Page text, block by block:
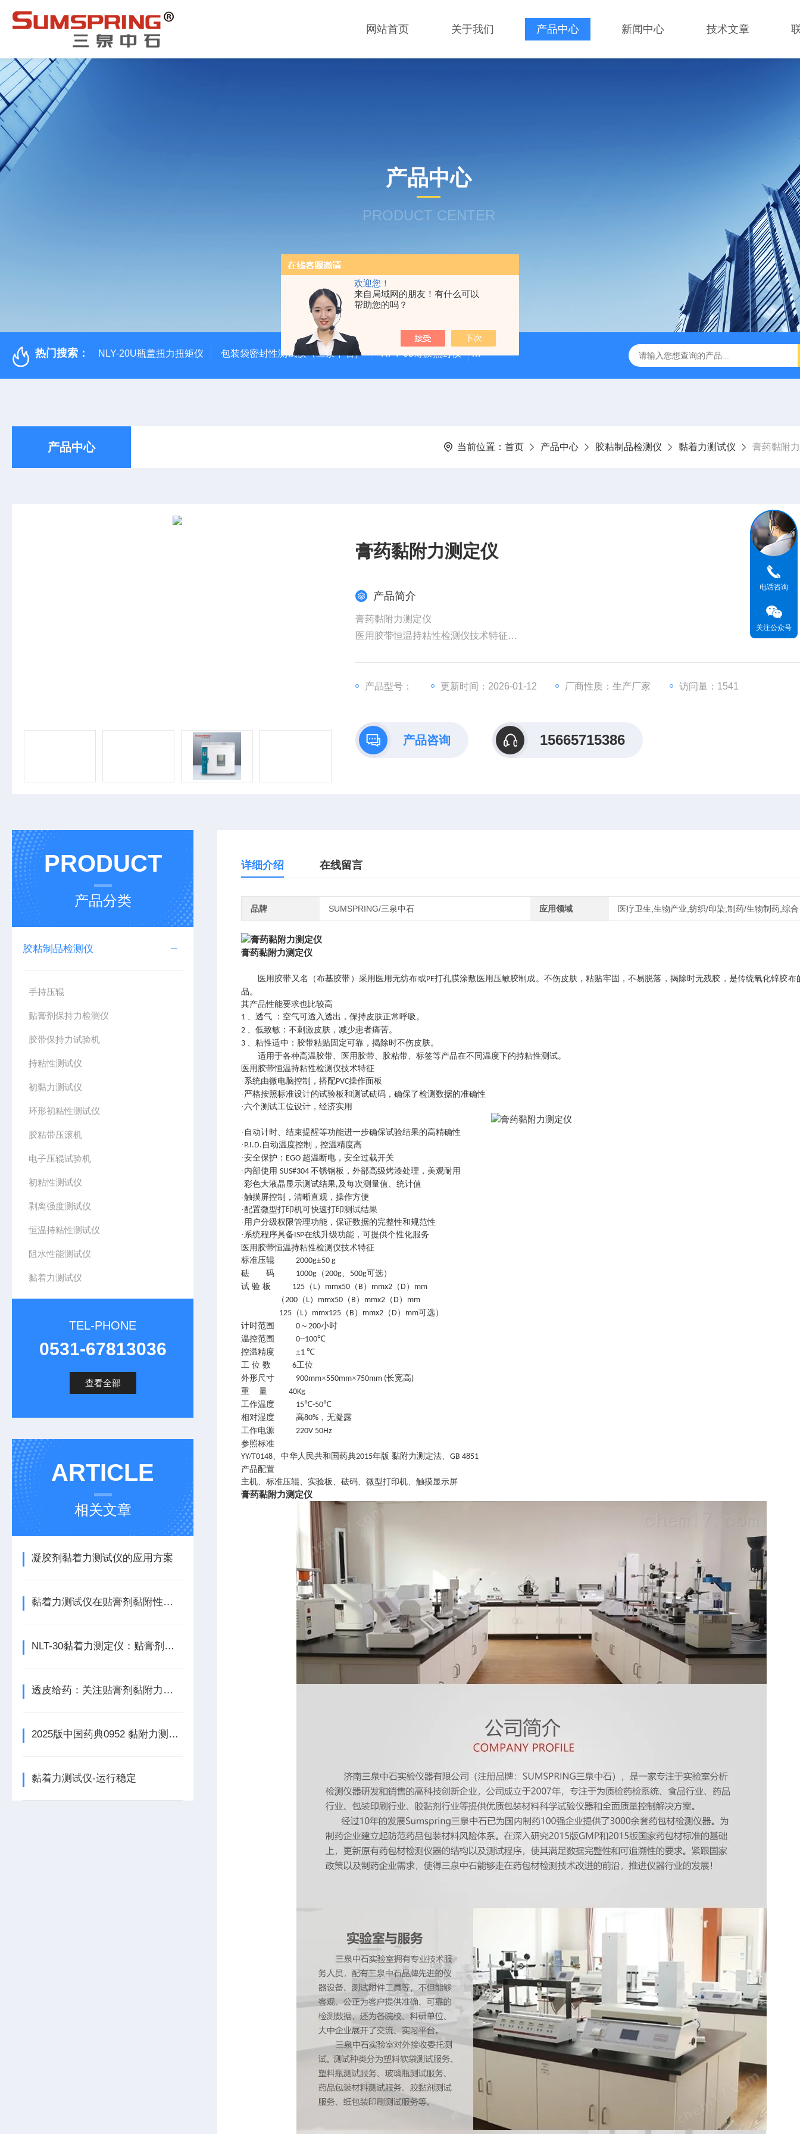
欢迎您！
来自局域网的朋友！有什么可以
帮助您的吗？
网站首页 关于我们 产品中心 新闻中心 技术文章
产品中心
PRODUCT CENTER
热门搜索： NLY-20U瓶盖扭力扭矩仪 包装袋密封性测试仪（三泉中石） RFY-05薄膜热封仪 安瓿瓶折断力测试仪YBB00332002 金属箔片摆锤冲击测定仪
产品中心 当前位置： 首页 产品中心 胶粘制品检测仪 黏着力测试仪 膏药黏附
膏药黏附力测定仪
产品简介
膏药黏附力测定仪
医用胶带恒温持粘性检测仪技术特征
·六个测试工位设计，经济实用
产品型号： 更新时间：2026-01-12 厂商性质：生产厂家 访问量：1541
产品咨询 15665715386
PRODUCT
产品分类
胶粘制品检测仪
手持压辊
贴膏剂保持力检测仪
胶带保持力试验机
持粘性测试仪
初黏力测试仪
环形初粘性测试仪
胶粘带压滚机
电子压辊试验机
初粘性测试仪
剥离强度测试仪
恒温持粘性测试仪
阻水性能测试仪
黏着力测试仪
TEL-PHONE
0531-67813036
查看全部
ARTICLE
相关文章
凝胶剂黏着力测试仪的应用方案
黏着力测试仪在贴膏剂黏附性能评价中的测试方案
NLT-30黏着力测定仪：贴膏剂黏着力精准检测解决方案
透皮给药：关注贴膏剂黏附力测定的重要性
2025版中国药典0952 黏附力测定方法汇总
黏着力测试仪-运行稳定
详细介绍 在线留言
品牌 SUMSPRING/三泉中石 应用领域 医疗卫生,生物产业,纺织/印染,制药/生物制药,综合
膏药黏附力测定仪
医用胶带又名（布基胶带）采用医用无纺布或PE打孔膜涂敷医用压敏胶制成。不伤皮肤，粘贴牢固，不易脱落，揭除时无残胶，是传统氧化锌胶布
品。
其产品性能要求也比较高
1 、透气 ：空气可透入透出，保持皮肤正常呼吸。
2 、低致敏：不刺激皮肤，减少患者痛苦。
3 、粘性适中：胶带粘贴固定可靠，揭除时不伤皮肤。
适用于各种高温胶带、医用胶带、胶粘带、标签等产品在不同温度下的持粘性测试。
医用胶带恒温持粘性检测仪技术特征
·系统由微电脑控制，搭配PVC操作面板
·严格按照标准设计的试验板和测试砝码，确保了检测数据的准确性
·六个测试工位设计，经济实用
·自动计时、结束提醒等功能进一步确保试验结果的高精确性
· P.I.D. 自动温度控制，控温精度高
·安全保护： EGO 超温断电，安全过载开关
·内部使用 SUS#304 不锈钢板，外部高级烤漆处理，美观耐用
·彩色大液晶显示测试结果,及每次测量值、统计值
·触摸屏控制，清晰直观，操作方便
·配置微型打印机可快速打印测试结果
·用户分级权限管理功能，保证数据的完整性和规范性
·系统程序具备ISP在线升级功能，可提供个性化服务
医用胶带恒温持粘性检测仪技术特征
标准压辊
2000g±50 g
砝 码
1000g （200g、 500g可选）
试 验 板 125 （ L） mmx50 （ B ） mmx2 （ D） mm
（200 （ L） mmx50 （ B ） mmx2 （ D） mm
125 （ L） mmx125 （ B ） mmx2 （ D） mm可选）
计时范围
0 ～ 200小时
温控范围
0--100℃
控温精度
±1 ℃
工 位 数 6工位
外形尺寸
900mm×550mm×750mm (长宽高)
重
量
40Kg
工作温度
15℃-50℃
相对湿度
高80% ，无凝露
工作电源
220V 50Hz
参照标准
YY/T0148、中华人民共和国药典2015年版 黏附力测定法、 GB 4851
产品配置
主机、标准压辊、实验板、砝码、微型打印机、触摸显示屏
膏药黏附力测定仪
电话咨询
关注公众号